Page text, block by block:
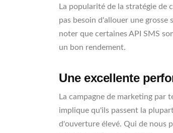
La popularité de la stratégie de
pas besoin d'allouer une
noter que certaines API SMS
un bon rendement.
Une excellente
La campagne de marketing par
implique qu'ils passent la
d'ouverture élevé. Qui de nous